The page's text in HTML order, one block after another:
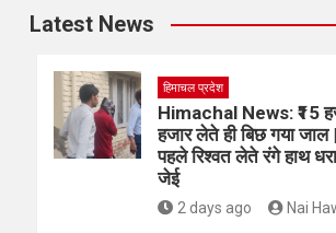
Latest News
हिमाचल प्रदेश
Himachal News: ₹15
हजार लेते ही बिछ गया जाल
पहले रिश्वत लेते रंगे हाथ
जेई
2 days ago Nai